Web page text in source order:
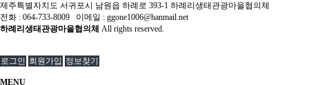
제주특별자치도 서귀포시 남원읍 하례로 393-1 하례리생태관광마을협의체
전화 : 064-733-8009 이메일 : ggone1006@hanmail.net
하례리생태관광마을협의체 All rights reserved.
로그인 회원가입 정보찾기
MENU